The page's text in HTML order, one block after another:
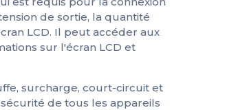
de sortie, la quantité
LCD. Il peut accéder aux
sur l'écran LCD et
surcharge, court-circuit et
de tous les appareils